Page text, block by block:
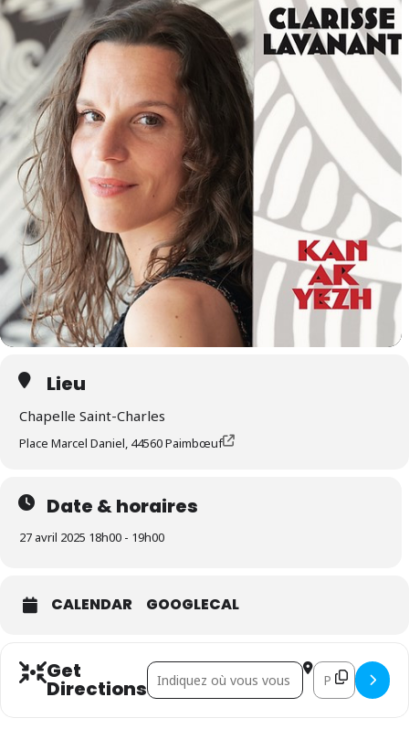
Lieu
Chapelle Saint-Charles
Place Marcel Daniel, 44560 Paimbœuf
Date & horaires
27 avril 2025 18h00 - 19h00
CALENDAR GOOGLECAL
Get
Directions
Address - Clarisse Lavanant []Destination